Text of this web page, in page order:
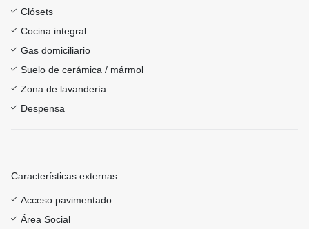
Clósets
Cocina integral
Gas domiciliario
Suelo de cerámica / mármol
Zona de lavandería
Despensa
Características externas :
Acceso pavimentado
Área Social